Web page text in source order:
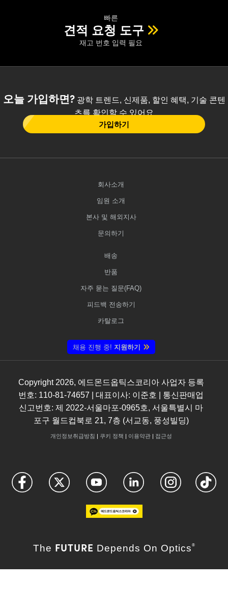
빠른
견적 요청 도구
재고 번호 입력 필요
오늘 가입하면?광학 트렌드, 신제품, 할인 혜택, 기술 콘텐
츠를 확인할 수 있어요
가입하기
회사소개
임원 소개
본사 및 해외지사
문의하기
배송
반품
자주 묻는 질문(FAQ)
피드백 전송하기
카탈로그
채용 진행 중! 지원하기
Copyright 2026, 에드몬드옵틱스코리아 사업자 등록
번호: 110-81-74657 | 대표이사: 이준호 | 통신판매업
신고번호: 제 2022-서울마포-0965호, 서울특별시 마
포구 월드컵북로 21, 7층 (서교동, 풍성빌딩)
개인정보취급방침 | 쿠키 정책 | 이용약관| 접근성
The FUTURE Depends On Optics ®